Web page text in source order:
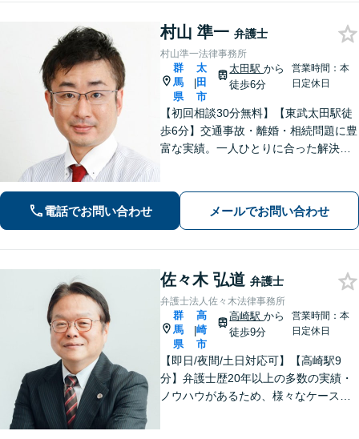
村山 準一 弁護士
村山準一法律事務所
群
馬
県
|
太
田
市
太田駅から
徒歩6分
営業時間：本
日定休日
【初回相談30分無料】【東武太田駅徒
歩6分】交通事故・離婚・相続問題に豊
富な実績。一人ひとりに合った解決方
もご相談ください。
電話でお問い合わせ メールでお問い合わせ
佐々木 弘道 弁護士
弁護士法人佐々木法律事務所
群
馬
県
|
高
崎
市
高崎駅から
徒歩9分
営業時間：本
日定休日
【即日/夜間/土日対応可】【高崎駅9
分】弁護士歴20年以上の多数の実績・
ノウハウがあるため、様々なケースで